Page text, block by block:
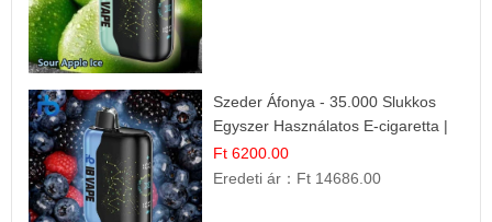
Szeder Áfonya - 35.000 Slukkos
Egyszer Használatos E-cigaretta |
Prémium Ízélmény
Ft 6200.00
Eredeti ár： Ft 14686.00